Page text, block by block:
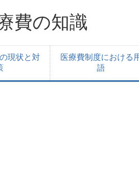
費の知識
現状と対
医療費制度における
語